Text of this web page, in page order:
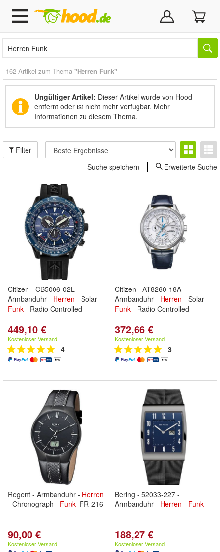
162 Artikel zum Thema "Herren Funk"
Ungültiger Artikel: Dieser Artikel wurde von Hood
entfernt oder ist nicht mehr verfügbar. Mehr
Informationen zu diesem Thema.
Filter
Suche speichern
Erweiterte Suche
Citizen - CB5006-02L -
Armbanduhr - Herren - Solar -
Funk - Radio Controlled
449,10 €
Kostenloser Versand
4
Citizen - AT8260-18A -
Armbanduhr - Herren - Solar -
Funk - Radio Controlled
372,66 €
Kostenloser Versand
3
Regent - Armbanduhr - Herren
- Chronograph - Funk- FR-216
90,00 €
Kostenloser Versand
Bering - 52033-227 -
Armbanduhr - Herren - Funk
188,27 €
Kostenloser Versand